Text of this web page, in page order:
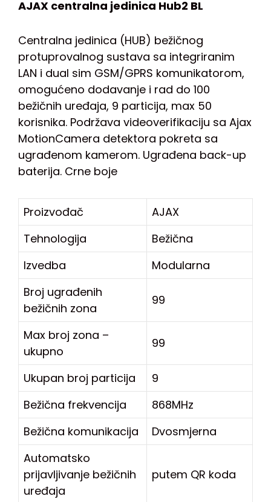
AJAX centralna jedinica Hub2 BL
Centralna jedinica (HUB) bežičnog
protuprovalnog sustava sa integriranim
LAN i dual sim GSM/GPRS komunikatorom,
omogućeno dodavanje i rad do 100
bežičnih uređaja, 9 particija, max 50
korisnika. Podržava videoverifikaciju sa Ajax
MotionCamera detektora pokreta sa
ugrađenom kamerom. Ugrađena back-up
baterija. Crne boje
Proizvođač
AJAX
Tehnologija
Bežična
Izvedba
Modularna
Broj ugrađenih
bežičnih zona
99
Max broj zona –
ukupno
99
Ukupan broj particija
9
Bežična frekvencija
868MHz
Bežična komunikacija
Dvosmjerna
Automatsko
prijavljivanje bežičnih
uređaja
putem QR koda